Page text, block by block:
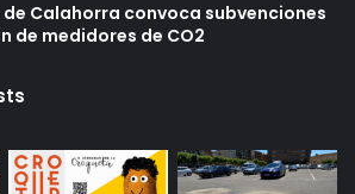
Calahorra convoca subvenciones
de medidores de CO2